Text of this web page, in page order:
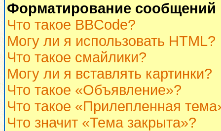
Форматирование
Что такое BBCode?
Могу ли я использовать HTML?
Что такое смайлики?
Могу ли я вставлять картинки?
Что такое «Объявление»?
Что такое «Прилепленная
Что значит «Тема закрыта»?